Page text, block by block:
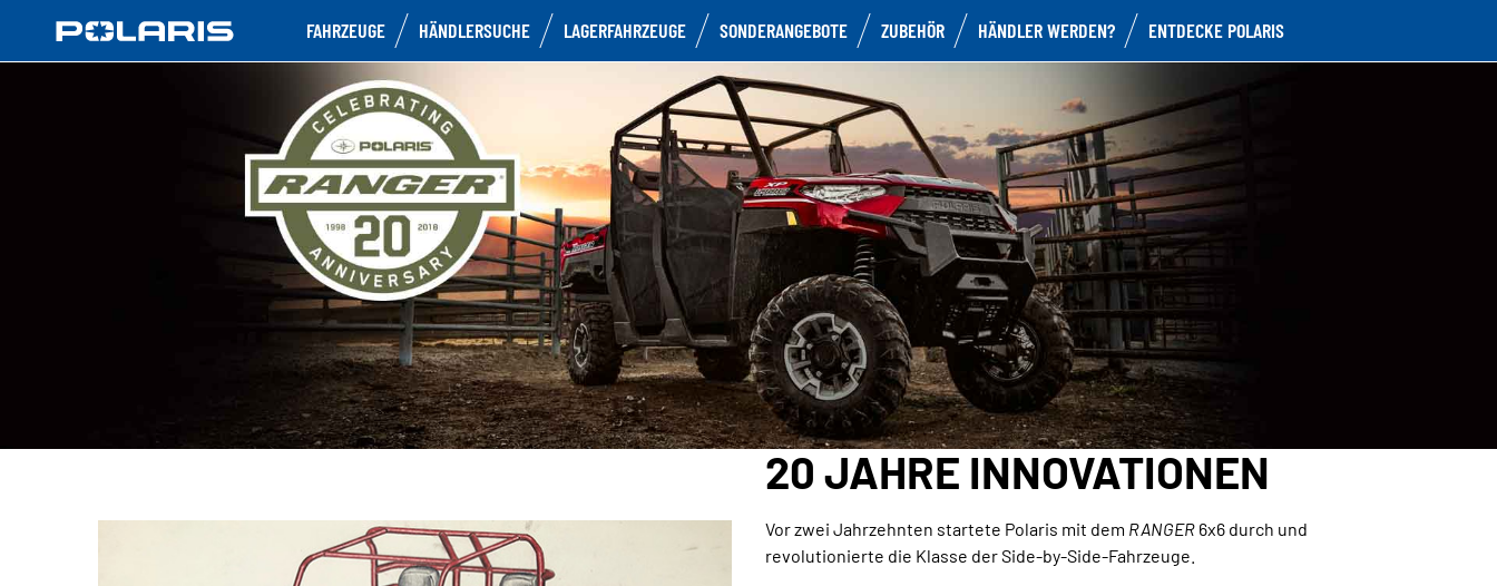
FAHRZEUGE HÄNDLERSUCHE LAGERFAHRZEUGE SONDERANGEBOTE ZUBEHÖR HÄNDLER WERDEN? ENTDECKE POLARIS
20 JAHRE INNOVATIONEN
Vor zwei Jahrzehnten startete Polaris mit dem RANGER 6x6 durch und
revolutionierte die Klasse der Side-by-Side-Fahrzeuge.